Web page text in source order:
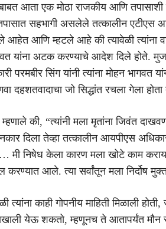
आता एक मोठा राजकीय आणि
सहभागी असलेले तत्कालीन एटीएस
आणि म्हटले आहे की त्यावेळी त्यांना
यांना अटक करण्याचे आदेश दिले होते.
परमबीर सिंग यांनी त्यांना मोहन भागवत
दहशतवादाचा जो सिद्धांत रचला गेला होता
म्हणाले की, “त्यांनी मला मृतांना जिवंत
दिला तेव्हा तत्कालीन आयपीएस
निषेध केला कारण मला खोटे काम
करण्यात आले. त्या सर्वांतून मला निर्दोष
काही गोपनीय माहिती मिळाली होती,
येऊ शकतो, म्हणूनच ते आतापर्यंत मौन